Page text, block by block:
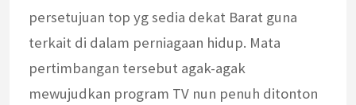
persetujuan top yg sedia dekat Barat guna
terkait di dalam perniagaan hidup. Mata
pertimbangan tersebut agak-agak
mewujudkan program TV nun penuh ditonton